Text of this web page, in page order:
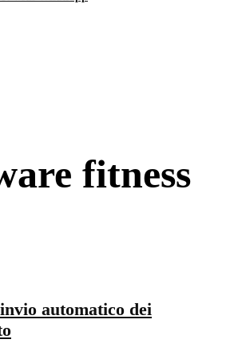
fitness
automatico dei